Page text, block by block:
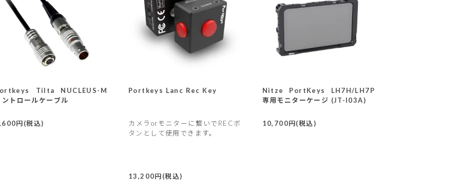
Tilta NUCLEUS-M
ントロールケーブル
円(税込)
Portkeys Lanc Rec Key
カメラorモニターに繋いでRECボ
タンとして使用できます。
13,200円(税込)
Nitze PortKeys LH7H/LH7P
専用モニターケージ (JT-I03A)
10,700円(税込)